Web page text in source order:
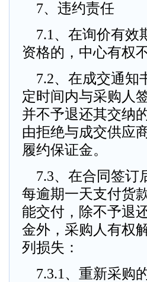
7、违约责任
7.1、在询价有效
资格的，中心有权
7.2、在成交通知
定时间内与采购人
并不予退还其交纳
由拒绝与成交供应
履约保证金。
7.3、在合同签订
每逾期一天支付货
能交付，除不予退
金外，采购人有权
列损失：
7.3.1、重新采购